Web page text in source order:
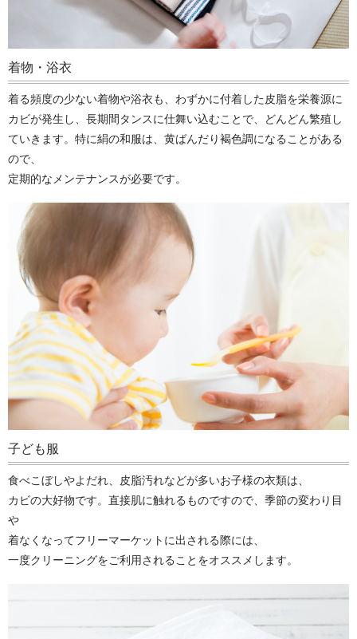
着物・浴衣
着る頻度の少ない着物や浴衣も、わずかに付着した皮脂を栄養源に
カビが発生し、長期間タンスに仕舞い込むことで、どんどん繁殖し
ていきます。特に絹の和服は、黄ばんだり褐色調になることがある
ので、
定期的なメンテナンスが必要です。
子ども服
食べこぼしやよだれ、皮脂汚れなどが多いお子様の衣類は、
カビの大好物です。直接肌に触れるものですので、季節の変わり目
や
着なくなってフリーマーケットに出される際には、
一度クリーニングをご利用されることをオススメします。